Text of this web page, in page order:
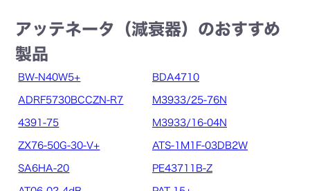
アッテネータ（減衰器）のおすすめ
製品
BW-N40W5+ BDA4710
ADRF5730BCCZN-R7 M3933/25-76N
4391-75 M3933/16-04N
ZX76-50G-30-V+ ATS-1M1F-03DB2W
SA6HA-20 PE43711B-Z